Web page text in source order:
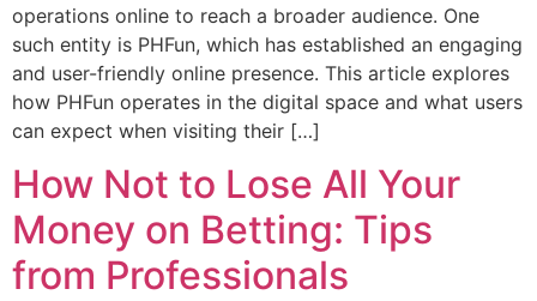
operations online to reach a broader audience. One
such entity is PHFun, which has established an engaging
and user-friendly online presence. This article explores
how PHFun operates in the digital space and what users
can expect when visiting their […]
How Not to Lose All Your
Money on Betting: Tips
from Professionals